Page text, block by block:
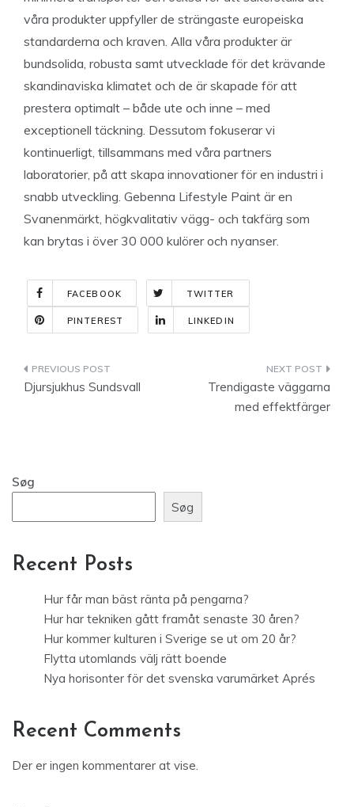
våra produkter uppfyller de strängaste europeiska
standarderna och kraven. Alla våra produkter är
bundsolida, robusta samt utvecklade för det krävande
skandinaviska klimatet och de är skapade för att
prestera optimalt – både ute och inne – med
exceptionell täckning. Dessutom fokuserar vi
kontinuerligt, tillsammans med våra partners
laboratorier, på att skapa innovationer för en industri i
snabb utveckling. Gebenna Lifestyle Paint är en
Svanenmärkt, högkvalitativ vägg- och takfärg som
kan brytas i över 30 000 kulörer och nyanser.
FACEBOOK TWITTER
PINTEREST LINKEDIN
Indlægsnavigation
Djursjukhus Sundsvall
Trendigaste väggarna
med effektfärger
Søg
Søg
Recent Posts
Hur får man bäst ränta på pengarna?
Hur har tekniken gått framåt senaste 30 åren?
Hur kommer kulturen i Sverige se ut om 20 år?
Flytta utomlands välj rätt boende
Nya horisonter för det svenska varumärket Aprés
Recent Comments
Der er ingen kommentarer at vise.